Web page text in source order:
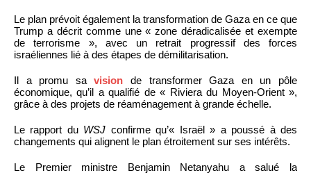
Le plan prévoit également la transformation de Gaza en ce que
Trump a décrit comme une « zone déradicalisée et exempte
de terrorisme », avec un retrait progressif des forces
israéliennes lié à des étapes de démilitarisation.
Il a promu savision de transformer Gaza en un pôle
économique, qu’il a qualifié de « Riviera du Moyen-Orient »,
grâce à des projets de réaménagement à grande échelle.
Le rapport du WSJ confirme qu’« Israël » a poussé à des
changements qui alignent le plan étroitement sur ses intérêts.
Le Premier ministre Benjamin Netanyahu a salué la